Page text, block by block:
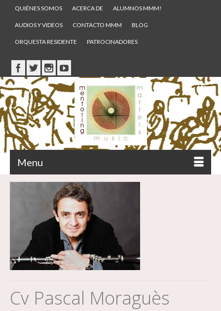
QUIÉNES SOMOS ACERCA DE ALUMNOS MMM!
AUDIOS Y VIDEOS CONTACTO MMM BLOG
ORQUESTA RESIDENTE PATROCINADORES
Menu
Cv Pascal Moraguès